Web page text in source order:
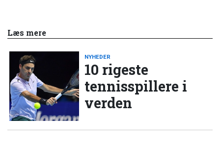
Læs mere
NYHEDER
10 rigeste
tennisspillere i
verden